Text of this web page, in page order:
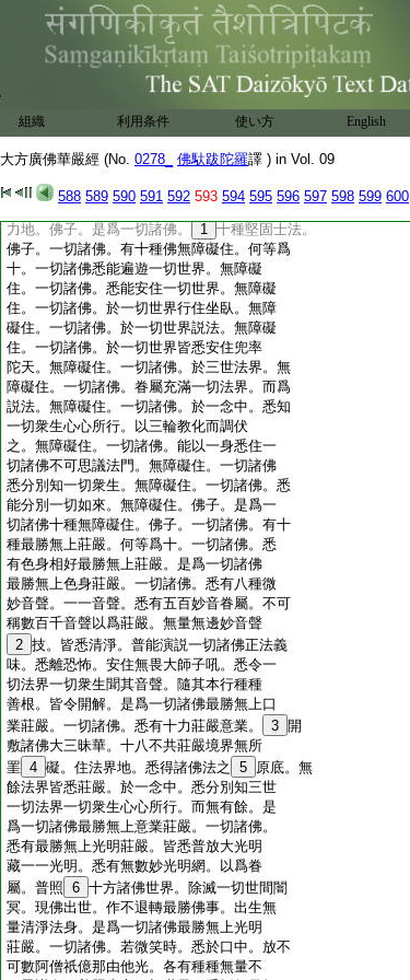
組織 利用条件 使い方 English
大方廣佛華嚴經 (No. 0278_ 佛馱跋陀羅譯 ) in Vol. 09
588 589 590 591 592 593 594 595 596 597 598 599 600
切諸佛。修諸功徳。皆悉迴向一切種智。不
求世行。一切諸佛。於諸佛所。隨順修學身
口意業。永離聲聞縁覺之心。一向專求無上
菩提。所修功徳。皆悉迴向一切種智。求無
上道成等正覺。一切諸佛。平等普照無量
無邊諸佛正法淨菩薩心。究竟具足一切種
智。一切諸佛。悉能捨離一切世樂。不樂世
諸苦。逮得寂滅平等快樂。一切諸佛。爲一
切衆生故。受無量苦。皆欲建立諸佛種
性。悉令衆生樂求菩提。超出生死得十
力地。佛子。是爲一切諸佛。
1 十種堅固士法。
佛子。一切諸佛。有十種佛無障礙住。何等爲
十。一切諸佛悉能遍遊一切世界。無障礙
住。一切諸佛。悉能安住一切世界。無障礙
住。一切諸佛。於一切世界行住坐臥。無障
礙住。一切諸佛。於一切世界説法。無障礙
住。一切諸佛。於一切世界皆悉安住兜率
陀天。無障礙住。一切諸佛。於三世法界。無
障礙住。一切諸佛。眷屬充滿一切法界。而爲
説法。無障礙住。一切諸佛。於一念中。悉知
一切衆生心心所行。以三輪教化而調伏
之。無障礙住。一切諸佛。能以一身悉住一
切諸佛不可思議法門。無障礙住。一切諸佛
悉分別知一切衆生。無障礙住。一切諸佛。悉
能分別一切如來。無障礙住。佛子。是爲一
切諸佛十種無障礙住。佛子。一切諸佛。有十
種最勝無上莊嚴。何等爲十。一切諸佛。悉
有色身相好最勝無上莊嚴。是爲一切諸佛
最勝無上色身莊嚴。一切諸佛。悉有八種微
妙音聲。一一音聲。悉有五百妙音眷屬。不可
稱數百千音聲以爲莊嚴。無量無邊妙音聲
2 技。皆悉清淨。普能演説一切諸佛正法義
味。悉離恐怖。安住無畏大師子吼。悉令一
切法界一切衆生聞其音聲。隨其本行種種
善根。皆令開解。是爲一切諸佛最勝無上口
業莊嚴。一切諸佛。悉有十力莊嚴意業。
3 開
敷諸佛大三昧華。十八不共莊嚴境界無所
罣 4 礙。住法界地。悉得諸佛法之 5 原底。無
餘法界皆悉莊嚴。於一念中。悉分別知三世
一切法界一切衆生心心所行。而無有餘。是
爲一切諸佛最勝無上意業莊嚴。一切諸佛。
悉有最勝無上光明莊嚴。皆悉普放大光明
藏一一光明。悉有無數妙光明網。以爲眷
屬。普照 6 十方諸佛世界。除滅一切世間闇
冥。現佛出世。作不退轉最勝佛事。出生無
量清淨法身。是爲一切諸佛最勝無上光明
莊嚴。一切諸佛。若微笑時。悉於口中。放不
可數阿僧祇億那由他光。各有種種無量不